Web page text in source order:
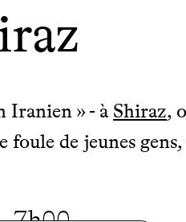
Iranien » - à Shiraz,
de jeunes